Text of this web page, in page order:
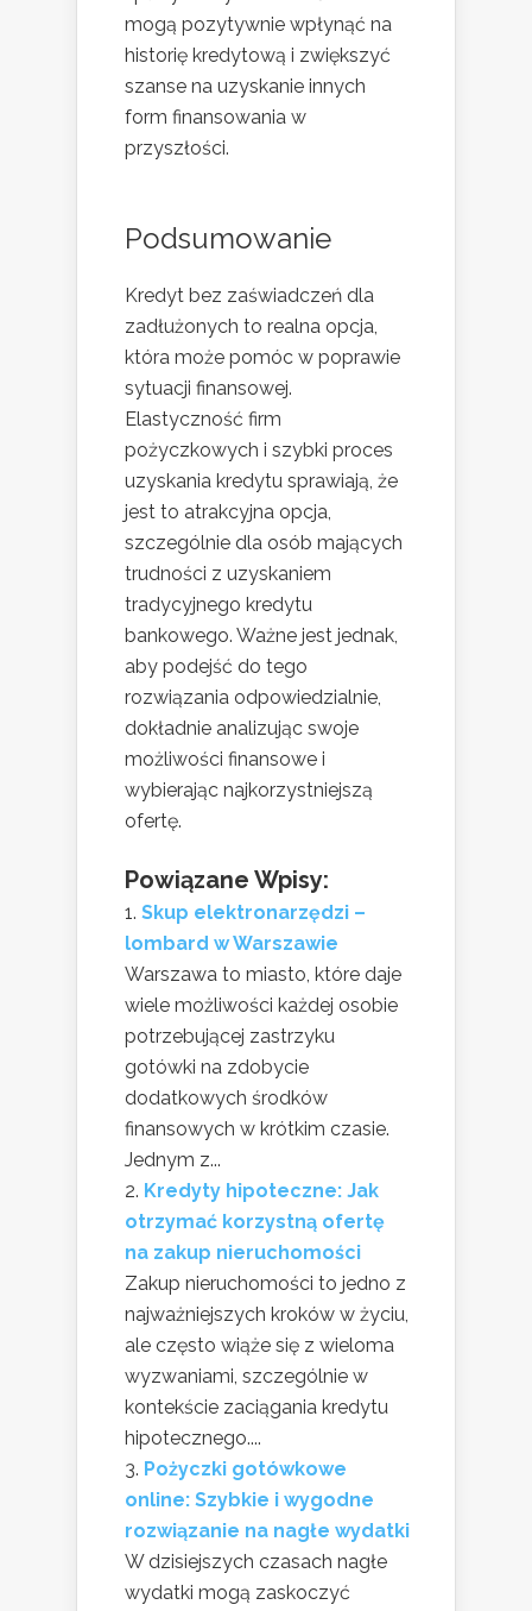
mogą pozytywnie wpłynąć na
historię kredytową i zwiększyć
szanse na uzyskanie innych
form finansowania w
przyszłości.
Podsumowanie
Kredyt bez zaświadczeń dla
zadłużonych to realna opcja,
która może pomóc w poprawie
sytuacji finansowej.
Elastyczność firm
pożyczkowych i szybki proces
uzyskania kredytu sprawiają, że
jest to atrakcyjna opcja,
szczególnie dla osób mających
trudności z uzyskaniem
tradycyjnego kredytu
bankowego. Ważne jest jednak,
aby podejść do tego
rozwiązania odpowiedzialnie,
dokładnie analizując swoje
możliwości finansowe i
wybierając najkorzystniejszą
ofertę.
Powiązane Wpisy:
Skup elektronarzędzi –
lombard w Warszawie
Warszawa to miasto, które daje
wiele możliwości każdej osobie
potrzebującej zastrzyku
gotówki na zdobycie
dodatkowych środków
finansowych w krótkim czasie.
Jednym z...
Kredyty hipoteczne: Jak
otrzymać korzystną ofertę
na zakup nieruchomości
Zakup nieruchomości to jedno z
najważniejszych kroków w życiu,
ale często wiąże się z wieloma
wyzwaniami, szczególnie w
kontekście zaciągania kredytu
hipotecznego....
Pożyczki gotówkowe
online: Szybkie i wygodne
rozwiązanie na nagłe wydatki
W dzisiejszych czasach nagłe
wydatki mogą zaskoczyć